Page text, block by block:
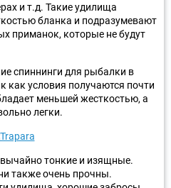
и т.д. Такие удилища
бланка и подразумевают
приманок, которые не будут
спиннинги для рыбалки в
как условия получаются почти
меньшей жесткостью, а
легки.
тонкие и изящные.
также очень прочны.